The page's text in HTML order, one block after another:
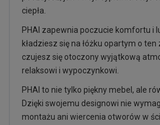
ciepła.
PHAI zapewnia poczucie komfortu i
kładziesz się na łóżku opartym o ten
czujesz się otoczony wyjątkową
relaksowi i wypoczynkowi.
PHAI to nie tylko piękny mebel, ale
Dzięki swojemu designowi nie
montażu ani wiercenia otworów w